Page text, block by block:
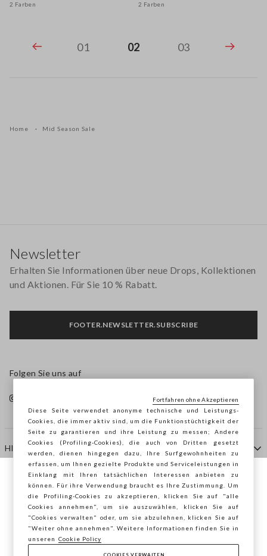
2 Farben
2 Farben
01 02 03
Home Mid Season Sale
HILFE
AGENTUR
KONTAKTE
Newsletter
Erhalten Sie Informationen über neue Drops, Kollektionen
und Aktionen. Für Sie 10 % Rabatt.
FOOTER.NEWSLETTER.SUBSCRIBE
Folgen Sie uns auf
Sie surfen auf der Seite von STEFANEL
Deutschland, möchten Sie Ihren Standort
speichern?
Diese Seite verwendet anonyme technische und Leistungs-
Cookies, die immer aktiv sind, um die Funktionstüchtigkeit der
Seite zu garantieren und ihre Leistung zu messen; Andere
Cookies (Profiling-Cookies), die auch von Dritten gesetzt
werden, dienen hingegen dazu, Ihre Surfgewohnheiten zu
erfassen, um Ihnen gezielte Produkte und Serviceleistungen in
Einklang mit Ihren tatsächlichen Interessen anbieten zu
können. Für ihre Verwendung braucht es Ihre Zustimmung. Um
die Profiling-Cookies zu akzeptieren, klicken Sie auf "alle
Cookies annehmen", um sie auszuwählen, klicken Sie auf
"Cookies verwalten" oder, um sie abzulehnen, klicken Sie auf
"Weiter ohne annehmen". Weitere Informationen finden Sie in
unseren
Cookie Policy
COOKIES VERWALTEN
Fortfahren ohne Akzeptieren